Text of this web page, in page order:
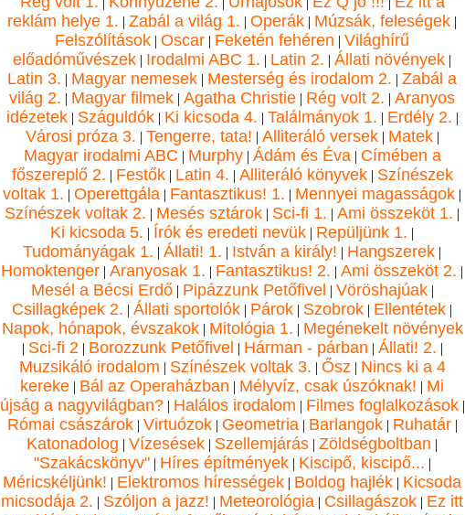
reklám helye 1. | Zabál a világ 1. | Operák | Múzsák, feleségek |
Felszólítások | Oscar | Feketén fehéren | Világhírű
előadóművészek | Irodalmi ABC 1. | Latin 2. | Állati növények |
Latin 3. | Magyar nemesek | Mesterség és irodalom 2. | Zabál a
világ 2. | Magyar filmek | Agatha Christie | Rég volt 2. | Aranyos
idézetek| Száguldók| Ki kicsoda 4. | Találmányok 1. | Erdély 2. |
Városi próza 3. | Tengerre, tata! | Alliteráló versek| Matek|
Magyar irodalmi ABC | Murphy| Ádám és Éva| Címében a
főszereplő 2. | Festők| Latin 4. | Alliteráló könyvek| Színészek
voltak 1. | Operettgála | Fantasztikus! 1. | Mennyei magasságok |
Színészek voltak 2. | Mesés sztárok | Sci-fi 1. | Ami összeköt 1. |
Ki kicsoda 5. | Írók és eredeti nevük | Repüljünk 1. |
Tudományágak 1. | Állati! 1. | István a király! | Hangszerek |
Homoktenger | Aranyosak 1. | Fantasztikus! 2. | Ami összeköt 2. |
Mesél a Bécsi Erdő| Pipázzunk Petőfivel | Vöröshajúak|
Csillagképek 2. | Állati sportolók | Párok | Szobrok | Ellentétek |
Napok, hónapok, évszakok| Mitológia 1. | Megénekelt növények
| Sci-fi 2 | Borozzunk Petőfivel | Hárman - párban | Állati! 2. |
Muzsikáló irodalom | Színészek voltak 3. | Ősz | Nincs ki a 4
kereke | Bál az Operaházban | Mélyvíz, csak úszóknak! | Mi
újság a nagyvilágban?| Halálos irodalom | Filmes foglalkozások|
Római császárok| Virtuózok| Geometria| Barlangok| Ruhatár|
Katonadolog | Vízesések | Szellemjárás | Zöldségboltban |
"Szakácskönyv"| Híres építmények| Kiscipő, kiscipő... |
Méricskéljünk! | Elektromos hírességek | Boldog hajlék | Kicsoda
micsodája 2. | Szóljon a jazz! | Meteorológia | Csillagászok | Ez itt